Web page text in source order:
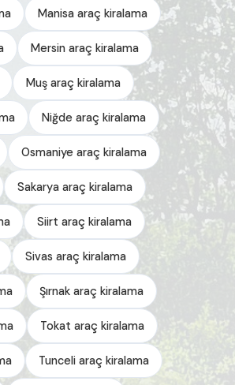
Manisa araç kiralama
Mersin araç kiralama
Muş araç kiralama
Niğde araç kiralama
Osmaniye araç kiralama
Sakarya araç kiralama
Siirt araç kiralama
Sivas araç kiralama
Şırnak araç kiralama
Tokat araç kiralama
Tunceli araç kiralama